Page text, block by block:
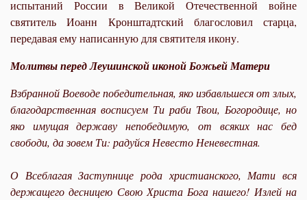
испытаний России в Великой Отечественной войне
святитель Иоанн Кронштадтский благословил старца,
передавая ему написанную для святителя икону.
Молитвы перед Леушинской иконой Божьей Матери
Взбранной Воеводе победительная, яко избавльшеся от злых,
благодарственная восписуем Ти раби Твои, Богородице, но
яко имущая державу непобедимую, от всяких нас бед
свободи, да зовем Ти: радуйся Невесто Неневестная.
О Всеблагая Заступнице рода христианского, Мати вся
держащего десницею Свою Христа Бога нашего! Излей на